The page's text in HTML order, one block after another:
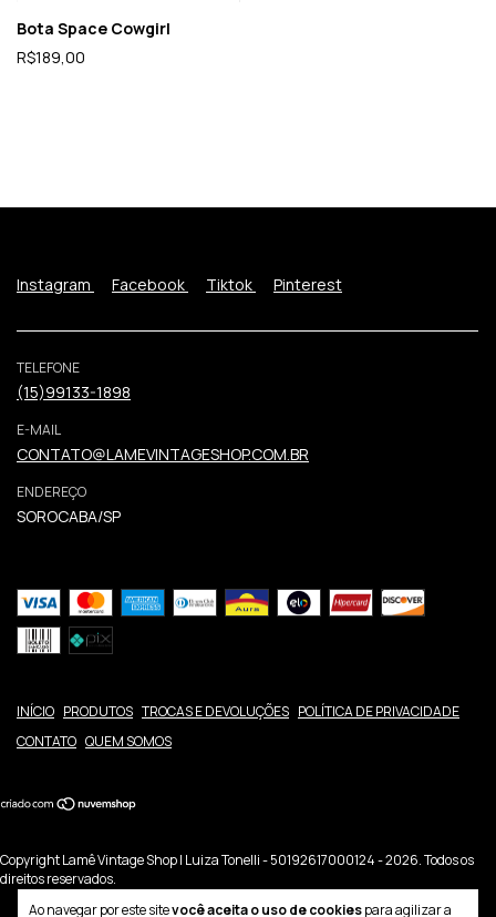
Ao navegar por este sitevocê aceita o uso de cookiespara agilizar a
Bota Space Cowgirl
R$189,00
Instagram Facebook Tiktok Pinterest
TELEFONE
(15)99133-1898
E-MAIL
CONTATO@LAMEVINTAGESHOP.COM.BR
ENDEREÇO
SOROCABA/SP
INÍCIO PRODUTOS TROCAS E DEVOLUÇÕES POLÍTICA DE PRIVACIDADE
CONTATO QUEM SOMOS
Copyright Lamê Vintage Shop | Luiza Tonelli - 50192617000124 - 2026. Todos os
direitos reservados.